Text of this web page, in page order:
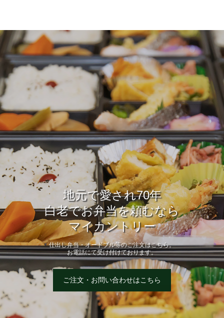
地元で愛され70年
白老でお弁当を頼むなら
マイカントリー
仕出し弁当・オードブル等のご注文はこちら。
お電話にて受け付けております。
ご注文・お問い合わせはこちら